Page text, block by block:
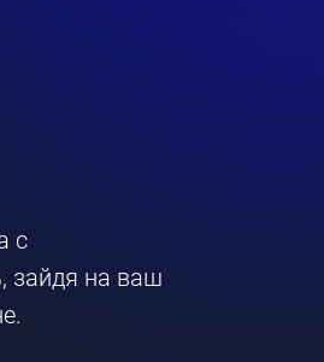
с
зайдя на ваш